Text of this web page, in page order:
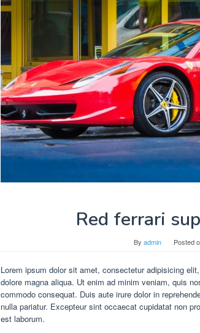
Red ferrari
By admin Posted
Lorem ipsum dolor sit amet, consectetur adipisicing
dolore magna aliqua. Ut enim ad minim veniam, quis
commodo consequat. Duis aute irure dolor in
nulla pariatur. Excepteur sint occaecat cupidatat non
est laborum.